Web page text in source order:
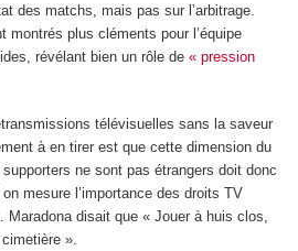
des matchs, mais pas sur l’arbitrage.
montrés plus cléments pour l’équipe
révélant bien un rôle de « pression
télévisuelles sans la saveur
à en tirer est que cette dimension du
ne sont pas étrangers doit donc
mesure l’importance des droits TV
Maradona disait que « Jouer à huis clos,
».